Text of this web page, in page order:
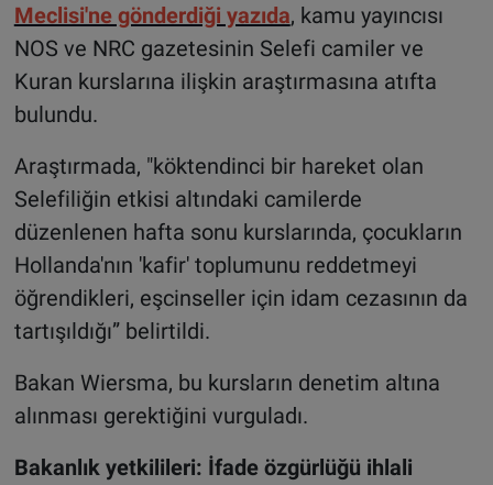
Meclisi'ne gönderdiği yazıda, kamu yayıncısı
NOS ve NRC gazetesinin Selefi camiler ve
Kuran kurslarına ilişkin araştırmasına atıfta
bulundu.
Araştırmada, "köktendinci bir hareket olan
Selefiliğin etkisi altındaki camilerde
düzenlenen hafta sonu kurslarında, çocukların
Hollanda'nın 'kafir' toplumunu reddetmeyi
öğrendikleri, eşcinseller için idam cezasının da
tartışıldığı” belirtildi.
Bakan Wiersma, bu kursların denetim altına
alınması gerektiğini vurguladı.
Bakanlık yetkilileri: İfade özgürlüğü ihlali